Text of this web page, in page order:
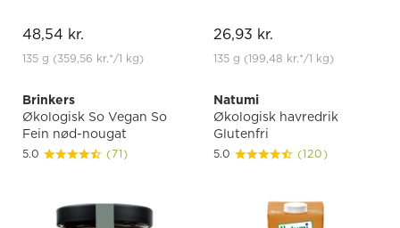
48,54 kr.
135 g (359,56 kr.*/1 kg)
26,93 kr.
135 g (199,48 kr.*/1 kg)
Brinkers
Økologisk So Vegan So
Fein nød-nougat
5.0 (71)
Natumi
Økologisk havredrik
Glutenfri
5.0 (120)